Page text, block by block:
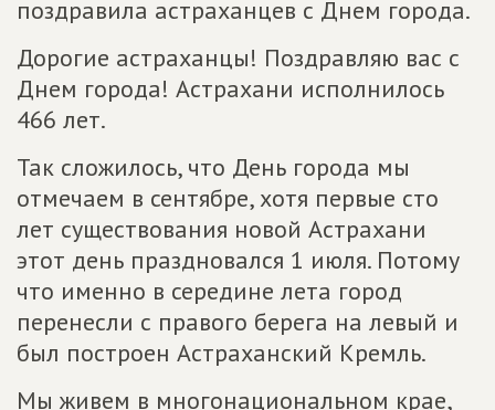
поздравила астраханцев с Днем города.
Дорогие астраханцы! Поздравляю вас с
Днем города! Астрахани исполнилось
466 лет.
Так сложилось, что День города мы
отмечаем в сентябре, хотя первые сто
лет существования новой Астрахани
этот день праздновался 1 июля. Потому
что именно в середине лета город
перенесли с правого берега на левый и
был построен Астраханский Кремль.
Мы живем в многонациональном крае,